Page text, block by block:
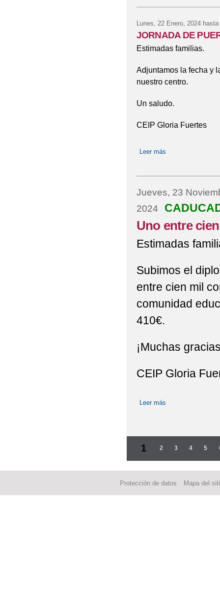
Lunes, 22 Enero, 2024
JORNADA DE
Estimadas familias.
Adjuntamos la fecha y
nuestro centro.
Un saludo.
CEIP Gloria Fuertes
Leer más
Jueves, 23
2024
Uno entre
Estimadas
Subimos el
entre cien mil
comunidad
410€.
¡Muchas
CEIP Gloria
Leer más
Páginas
1 2 3 4 5
Protección de datos Mapa del